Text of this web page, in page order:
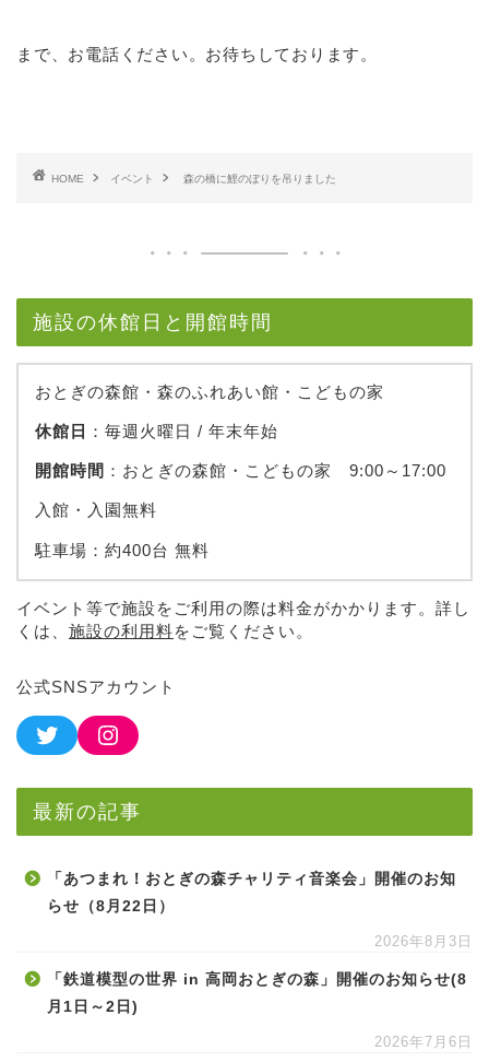
まで、お電話ください。お待ちしております。
HOME イベント 森の橋に鯉のぼりを吊りました
施設の休館日と開館時間
おとぎの森館・森のふれあい館・こどもの家
休館日 ：毎週火曜日 / 年末年始
開館時間 ：おとぎの森館・こどもの家 9:00～17:00
入館・入園無料
駐車場：約400台 無料
イベント等で施設をご利用の際は料金がかかります。詳し
くは、 施設の利用料をご覧ください。
公式SNSアカウント
最新の記事
「あつまれ！おとぎの森チャリティ音楽会」開催のお知
らせ（8月22日）
2026年8月3日
「鉄道模型の世界 in 高岡おとぎの森」開催のお知らせ(8
月1日～2日)
2026年7月6日